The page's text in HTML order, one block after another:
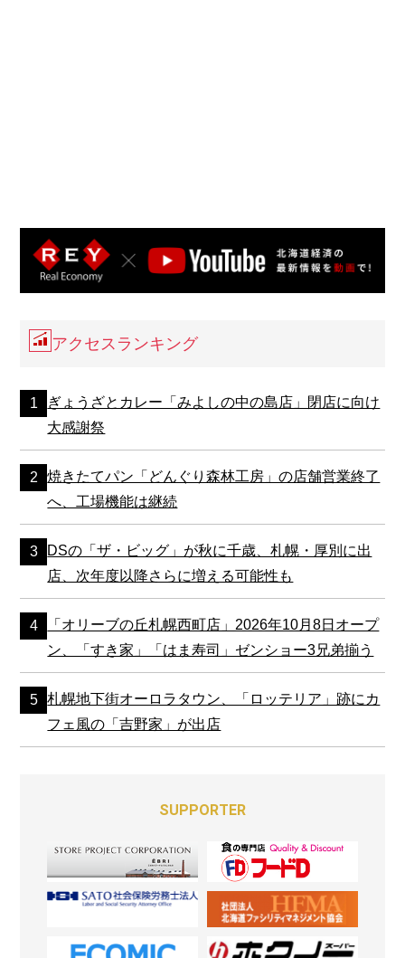
アクセスランキング
ぎょうざとカレー「みよしの中の島店」閉店に向け
大感謝祭
焼きたてパン「どんぐり森林工房」の店舗営業終了
へ、工場機能は継続
DSの「ザ・ビッグ」が秋に千歳、札幌・厚別に出
店、次年度以降さらに増える可能性も
「オリーブの丘札幌西町店」2026年10月8日オープ
ン、「すき家」「はま寿司」ゼンショー3兄弟揃う
札幌地下街オーロラタウン、「ロッテリア」跡にカ
フェ風の「吉野家」が出店
SUPPORTER